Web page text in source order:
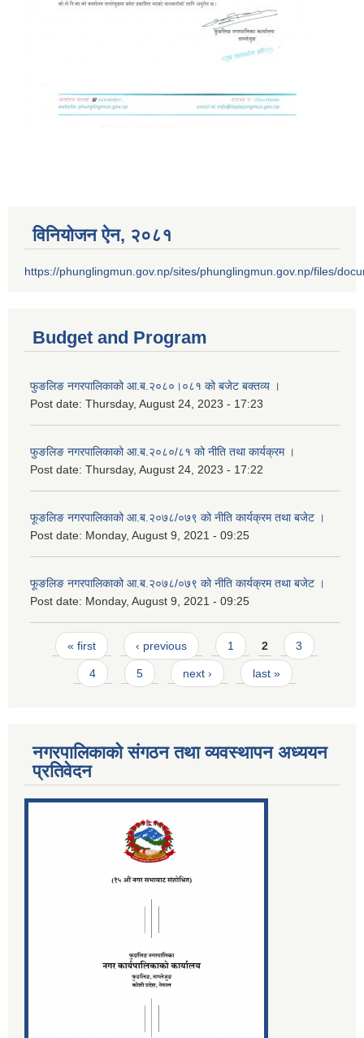
विनियोजन ऐन‚ २०८१
https://phunglingmun.gov.np/sites/phunglingmun.gov.np/files/
Budget and Program
फुङलिङ नगरपालिकाको आ.ब.२०८०।०८१ को बजेट बक्तव्य ।
Post date: Thursday, August 24, 2023 - 17:23
फुङलिङ नगरपालिकाको आ.ब.२०८०/८१ को नीति तथा कार्यक्रम ।
Post date: Thursday, August 24, 2023 - 17:22
फूङलिङ नगरपालिकाको आ.ब.२०७८/०७९ को नीति कार्यक्रम तथा बजेट ।
Post date: Monday, August 9, 2021 - 09:25
फूङलिङ नगरपालिकाको आ.ब.२०७८/०७९ को नीति कार्यक्रम तथा बजेट ।
Post date: Monday, August 9, 2021 - 09:25
Pages
« first ‹ previous 1 2 3
4 5 next › last »
नगरपालिकाको संगठन तथा व्यवस्थापन अध्ययन
प्रतिवेदन